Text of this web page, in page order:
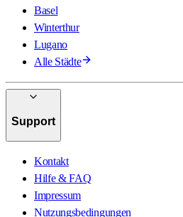
Basel
Winterthur
Lugano
Alle Städte
Support
Kontakt
Hilfe & FAQ
Impressum
Nutzungsbedingungen